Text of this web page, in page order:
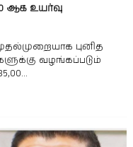
ஆக உயர்வு
புனித
வழங்கப்படும்